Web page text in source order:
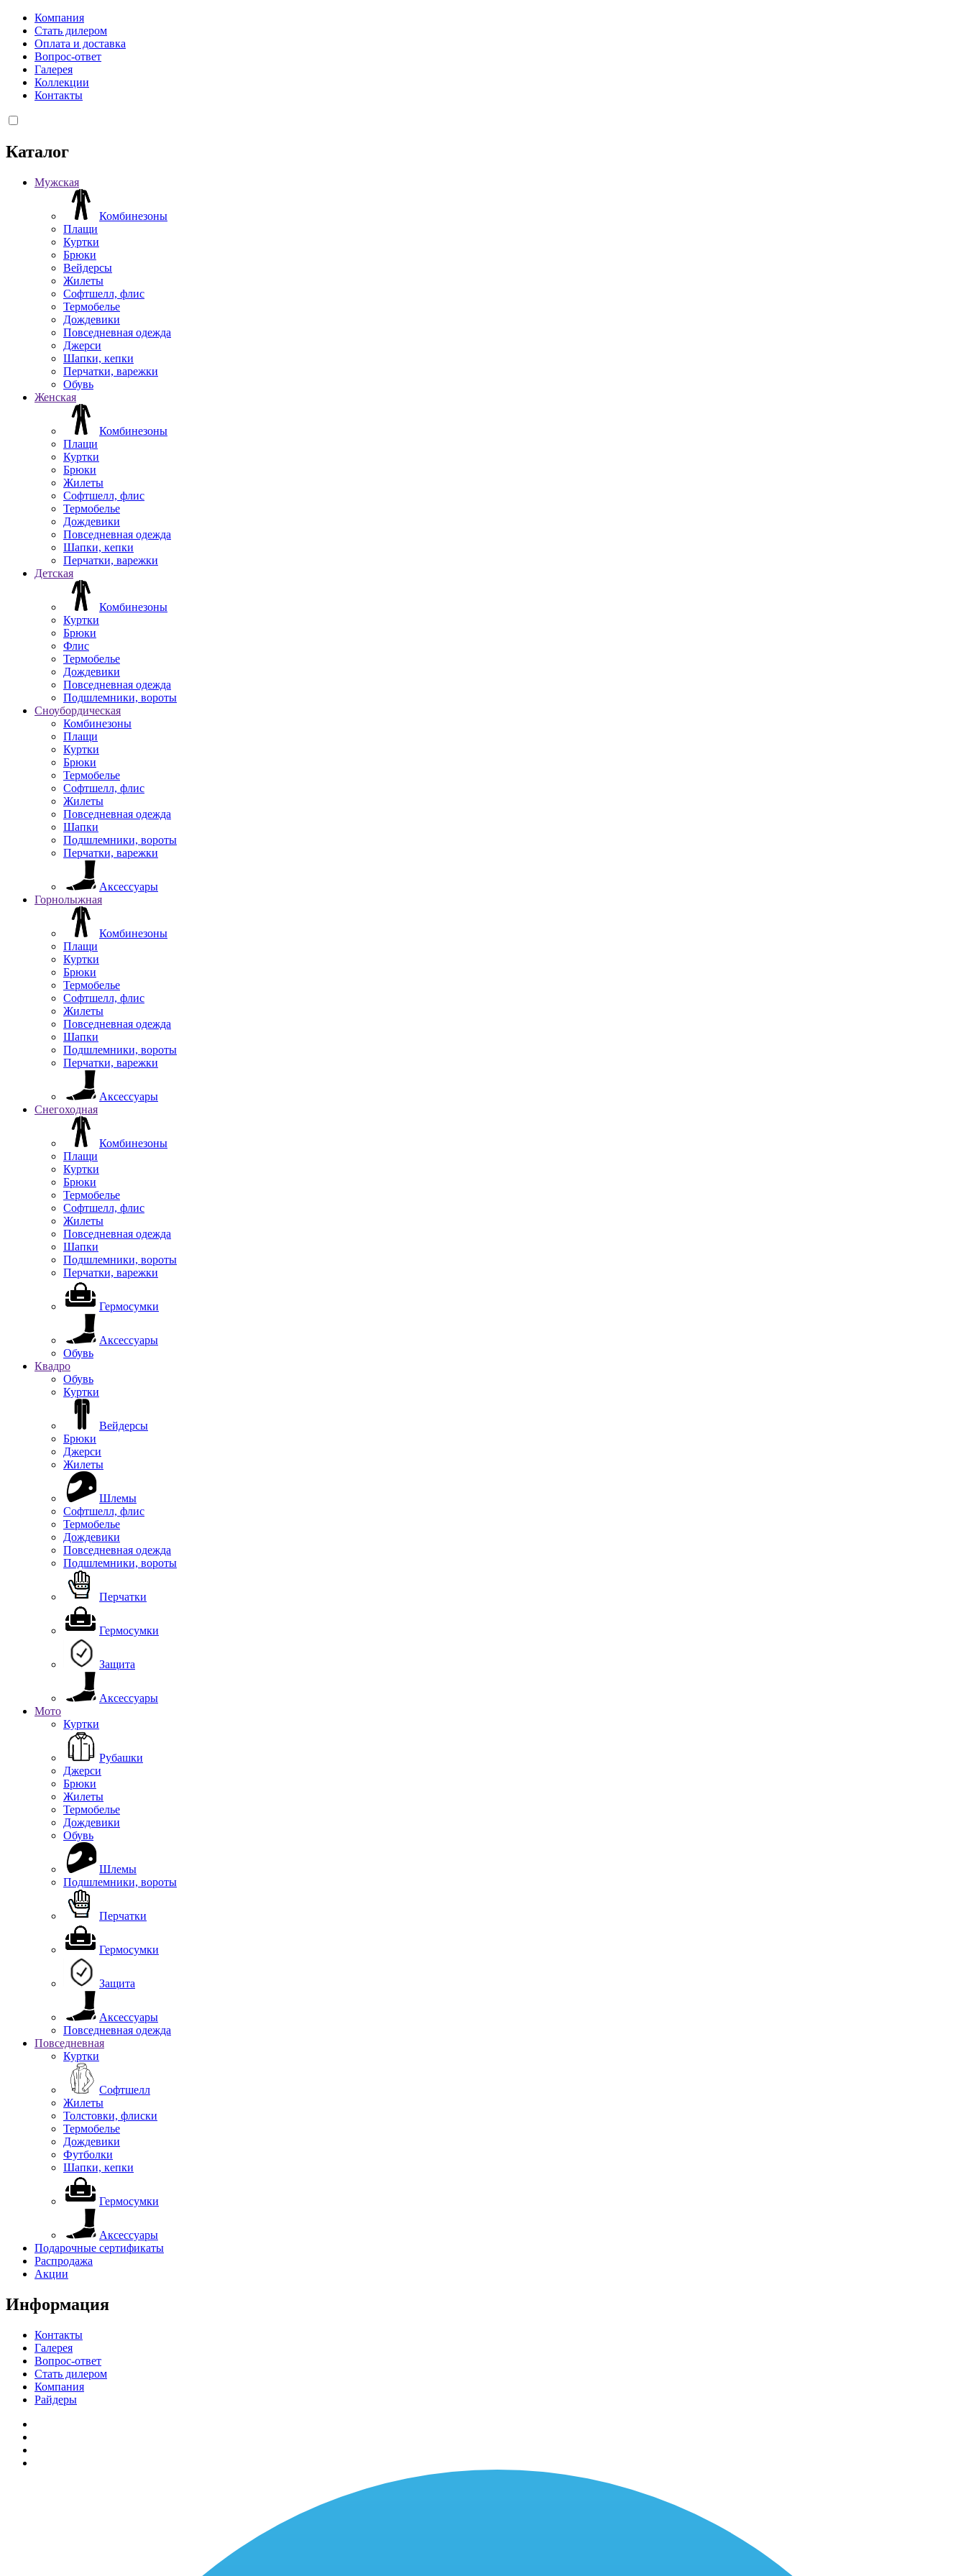
Компания
Стать дилером
Оплата и доставка
Вопрос-ответ
Галерея
Коллекции
Контакты
Каталог
Мужская
Комбинезоны
Плащи
Куртки
Брюки
Вейдерсы
Жилеты
Софтшелл, флис
Термобелье
Дождевики
Повседневная одежда
Джерси
Шапки, кепки
Перчатки, варежки
Обувь
Женская
Комбинезоны
Плащи
Куртки
Брюки
Жилеты
Софтшелл, флис
Термобелье
Дождевики
Повседневная одежда
Шапки, кепки
Перчатки, варежки
Детская
Комбинезоны
Куртки
Брюки
Флис
Термобелье
Дождевики
Повседневная одежда
Подшлемники, вороты
Сноубордическая
Комбинезоны
Плащи
Куртки
Брюки
Термобелье
Софтшелл, флис
Жилеты
Повседневная одежда
Шапки
Подшлемники, вороты
Перчатки, варежки
Аксессуары
Горнолыжная
Комбинезоны
Плащи
Куртки
Брюки
Термобелье
Софтшелл, флис
Жилеты
Повседневная одежда
Шапки
Подшлемники, вороты
Перчатки, варежки
Аксессуары
Снегоходная
Комбинезоны
Плащи
Куртки
Брюки
Термобелье
Софтшелл, флис
Жилеты
Повседневная одежда
Шапки
Подшлемники, вороты
Перчатки, варежки
Гермосумки
Аксессуары
Обувь
Квадро
Обувь
Куртки
Вейдерсы
Брюки
Джерси
Жилеты
Шлемы
Софтшелл, флис
Термобелье
Дождевики
Повседневная одежда
Подшлемники, вороты
Перчатки
Гермосумки
Защита
Аксессуары
Мото
Куртки
Рубашки
Джерси
Брюки
Жилеты
Термобелье
Дождевики
Обувь
Шлемы
Подшлемники, вороты
Перчатки
Гермосумки
Защита
Аксессуары
Повседневная одежда
Повседневная
Куртки
Софтшелл
Жилеты
Толстовки, флиски
Термобелье
Дождевики
Футболки
Шапки, кепки
Гермосумки
Аксессуары
Подарочные сертификаты
Распродажа
Акции
Информация
Контакты
Галерея
Вопрос-ответ
Стать дилером
Компания
Райдеры